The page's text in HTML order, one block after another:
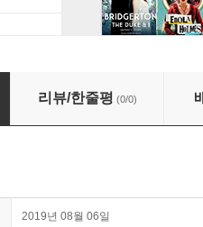
Hard Skills, Outsmart the
리뷰/한줄평 (0/0)
2019년 08월 06일